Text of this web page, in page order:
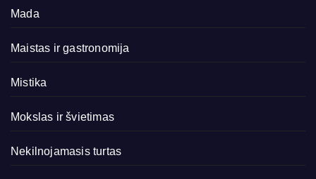
Mada
Maistas ir gastronomija
Mistika
Mokslas ir švietimas
Nekilnojamasis turtas